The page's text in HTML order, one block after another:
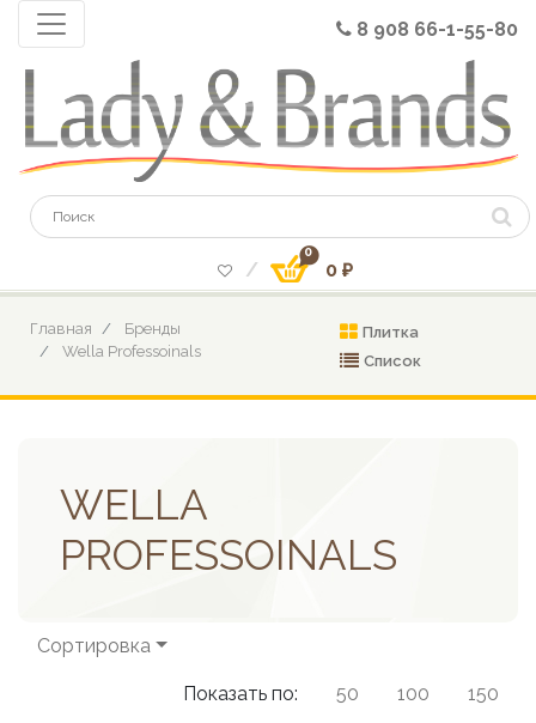
8 908 66-1-55-80
0
0 ₽
Главная
Бренды
Wella Professoinals
Плитка
Список
WELLA
PROFESSOINALS
Сортировка
Показать по: 50 100 150